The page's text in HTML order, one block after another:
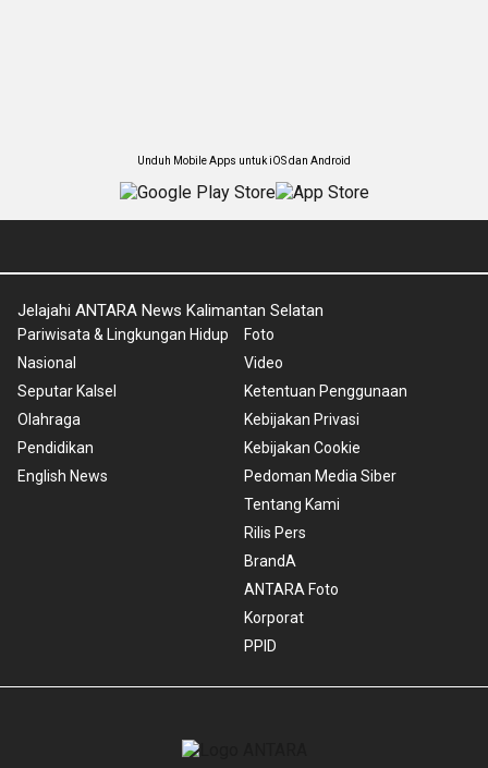
Unduh Mobile Apps untuk iOS dan Android
Jelajahi ANTARA News Kalimantan Selatan
Pariwisata & Lingkungan Hidup
Nasional
Seputar Kalsel
Olahraga
Pendidikan
English News
Foto
Video
Ketentuan Penggunaan
Kebijakan Privasi
Kebijakan Cookie
Pedoman Media Siber
Tentang Kami
Rilis Pers
BrandA
ANTARA Foto
Korporat
PPID